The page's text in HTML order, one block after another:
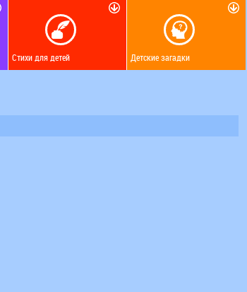
Стихи для детей Детские загадки